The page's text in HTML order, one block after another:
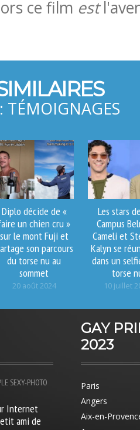
ce film est
TÉMOIGNAGES
Diplo décide de «
un chien cru »
sur le mont Fuji et
son parcours
du torse nu au
sommet
20 août 2024
Les stars
Campus
Cameli et
Kalyn se
dans un
torse
10 juillet
SEXY-PHOTO
Internet
ami de
GAY
2023
Paris
Angers
Aix-en-